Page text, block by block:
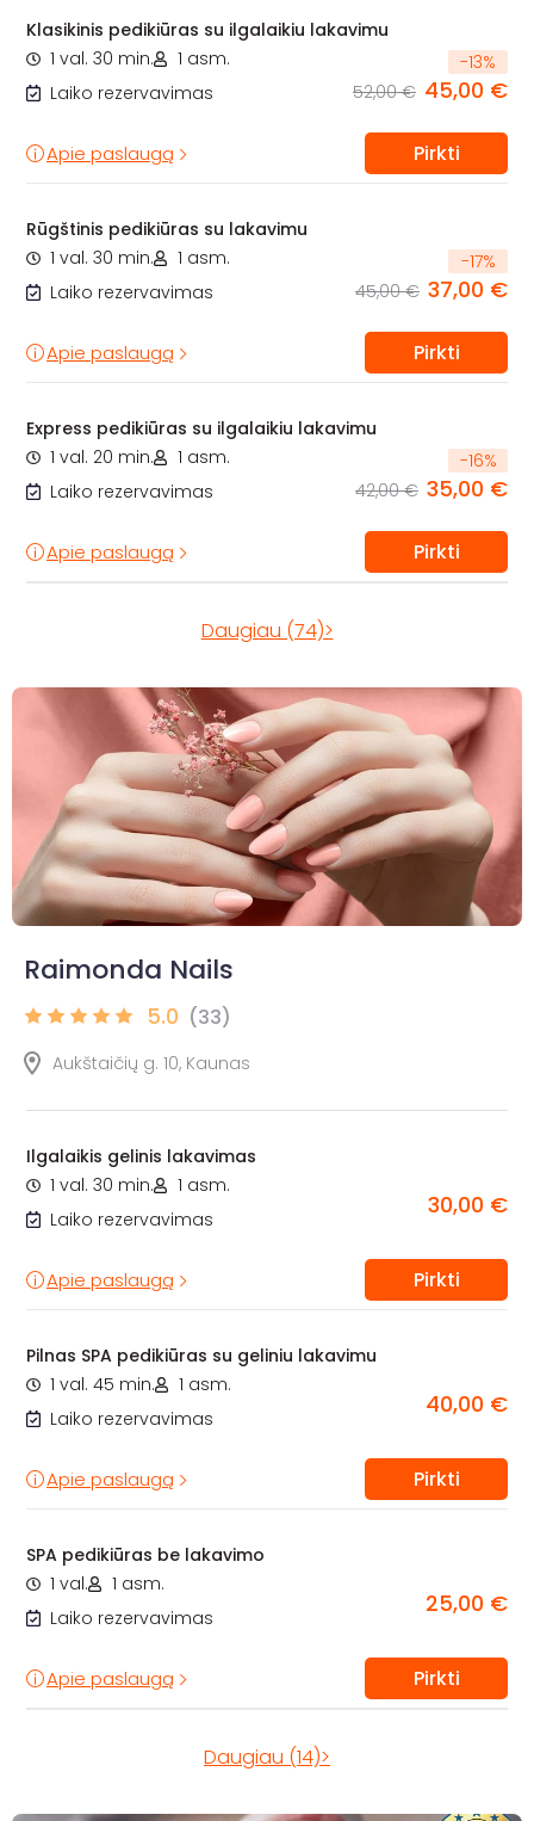
Klasikinis pedikiūras su ilgalaikiu lakavimu
1 val. 30 min.
1 asm.
Laiko rezervavimas
-13%
52,00 € 45,00 €
Apie paslaugą Pirkti
Rūgštinis pedikiūras su lakavimu
1 val. 30 min.
1 asm.
Laiko rezervavimas
-17%
45,00 € 37,00 €
Apie paslaugą Pirkti
Express pedikiūras su ilgalaikiu lakavimu
1 val. 20 min.
1 asm.
Laiko rezervavimas
-16%
42,00 € 35,00 €
Apie paslaugą Pirkti
Daugiau (74)>
Raimonda Nails
5.0 (33)
Aukštaičių g. 10, Kaunas
Ilgalaikis gelinis lakavimas
1 val. 30 min.
1 asm.
Laiko rezervavimas
30,00 €
Apie paslaugą Pirkti
Pilnas SPA pedikiūras su geliniu lakavimu
1 val. 45 min.
1 asm.
Laiko rezervavimas
40,00 €
Apie paslaugą Pirkti
SPA pedikiūras be lakavimo
1 val.
1 asm.
Laiko rezervavimas
25,00 €
Apie paslaugą Pirkti
Daugiau (14)>